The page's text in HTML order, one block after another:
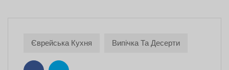
Єврейська Кухня Випічка Та Десерти